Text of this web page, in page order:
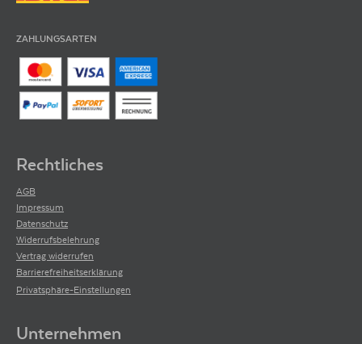
ZAHLUNGSARTEN
Rechtliches
AGB
Impressum
Datenschutz
Widerrufsbelehrung
Vertrag widerrufen
Barrierefreiheitserklärung
Privatsphäre-Einstellungen
Unternehmen